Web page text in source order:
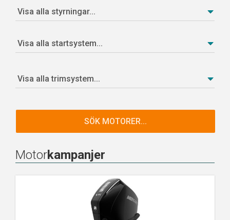
SÖK MOTORER...
Motorkampanjer